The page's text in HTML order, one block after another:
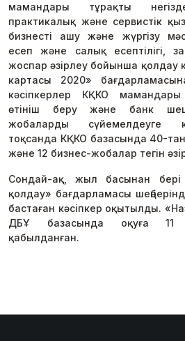
мамандары тұрақты
практикалық және сервистік
бизнесті ашу және жүргізу
есеп және салық есептілігі,
жоспар әзірлеу бойынша қолдау
картасы 2020»
кәсіпкерлер КҚКО
өтініш беру және банк
жобаларды сүйемелдеуге
тоқсанда КҚКО базасында 40-
және 12 бизнес-жобалар тегін
Сондай-ақ, жыл басынан
қолдау» бағдарламасы
бастаған кәсіпкер оқытылды.
ДБҰ базасында оқуға 11
қабылданған.